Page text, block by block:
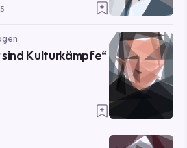
Kulturkämpfe“